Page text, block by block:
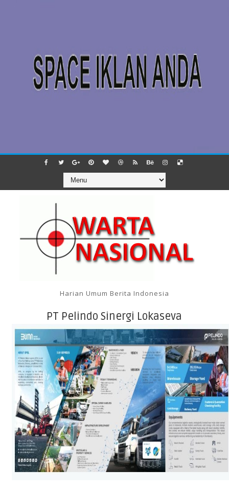
Harian Umum Berita Indonesia
PT Pelindo Sinergi Lokaseva